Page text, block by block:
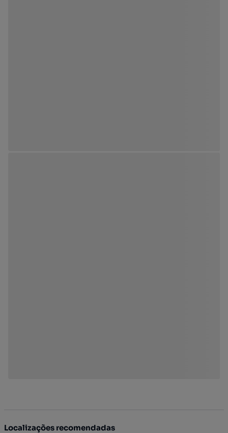
Localizações recomendadas